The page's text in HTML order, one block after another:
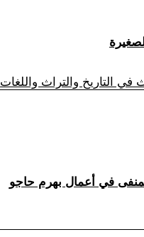
التاريخ والتراث واللغات